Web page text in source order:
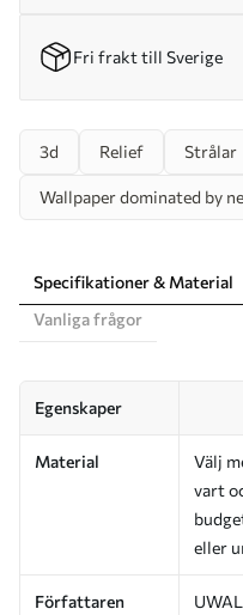
Fri frakt till Sverige
3d Relief Strålar
Wallpaper dominated by
Specifikationer & Material
Vanliga frågor
Egenskaper
Material
Välj
vart
eller
Författaren